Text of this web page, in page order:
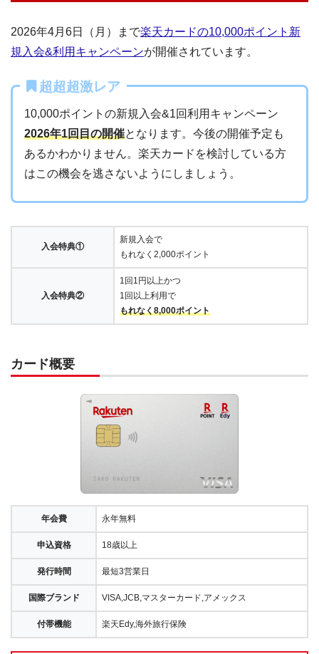
2026年4月6日（月）まで楽天カードの10,000ポイント新
規入会&利用キャンペーンが開催されています。
超超超激レア
10,000ポイントの新規入会&1回利用キャンペーン
2026年1回目の開催となります。今後の開催予定も
あるかわかりません。楽天カードを検討している方
はこの機会を逃さないようにしましょう。
入会特典①
新規入会で
もれなく2,000ポイント
入会特典②
1回1円以上かつ
1回以上利用で
もれなく8,000ポイント
カード概要
年会費 永年無料
申込資格 18歳以上
発行時間 最短3営業日
国際ブランド VISA,JCB,マスターカード,アメックス
付帯機能 楽天Edy,海外旅行保険